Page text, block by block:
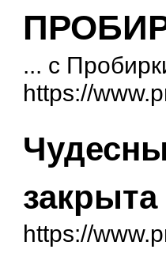
... с
https://
закрыта
https://